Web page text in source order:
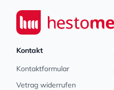
Seiwert GmbH
Kontakt
Kontaktformular
Vetrag widerrufen